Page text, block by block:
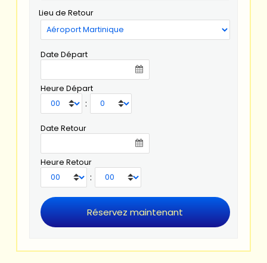
Lieu de Retour
Date Départ
Heure Départ
:
Date Retour
Heure Retour
: